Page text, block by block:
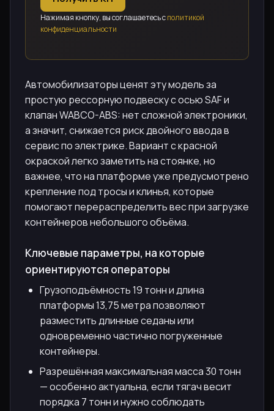
Нажимая кнопку, вы соглашаетесь сполитикой
конфиденциальности
Автомобилизаторы ценят эту модель за
простую рессорную подвеску с осью SAF и
клапан WABCO-ABS: нет сложной электроники,
а значит, снижается риск двойного ввода в
сервис по электрике. Вариант с красной
окраской легко заметить на стоянке, но
важнее, что на платформе уже предусмотрено
крепление под тросы и клинья, которые
помогают перераспределить вес при загрузке
контейнеров небольшого объёма.
Ключевые параметры, на которые
ориентируются операторы
Грузоподъёмность 19 тонн и длина
платформы 13,75 метра позволяют
разместить длинные седаны или
одновременно частично погруженные
контейнеры.
Разрешённая максимальная масса 30 тонн
— особенно актуальна, если тягач весит
порядка 7 тонн и нужно соблюдать